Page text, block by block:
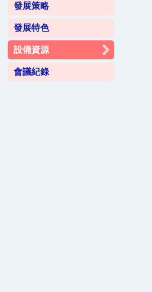
發展策略
發展特色
設備資源
會議紀錄